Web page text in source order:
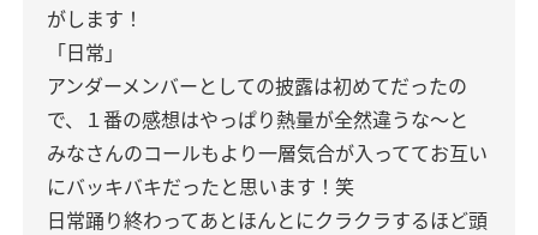
がします！
「日常」
アンダーメンバーとしての披露は初めてだったの
で、１番の感想はやっぱり熱量が全然違うな〜と
みなさんのコールもより一層気合が入っててお互い
にバッキバキだったと思います！笑
日常踊り終わってあとほんとにクラクラするほど頭